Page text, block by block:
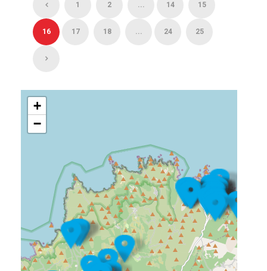
1 2 ... 14 15
16 17 18 ... 24 25
+
−